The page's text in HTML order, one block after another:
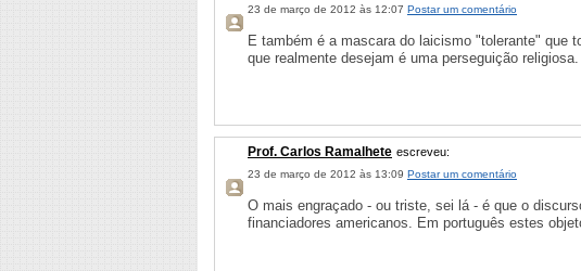
23 de março de 2012 às 12:07 Postar um comentário
E também é a mascara do laicismo "tolerante" que
que realmente desejam é uma perseguição religiosa.
Prof. Carlos Ramalhete escreveu:
23 de março de 2012 às 13:09 Postar um comentário
O mais engraçado - ou triste, sei lá - é que o
financiadores americanos. Em português estes